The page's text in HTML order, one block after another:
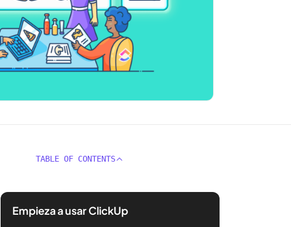
TABLE OF CONTENTS
Empieza a usar ClickUp